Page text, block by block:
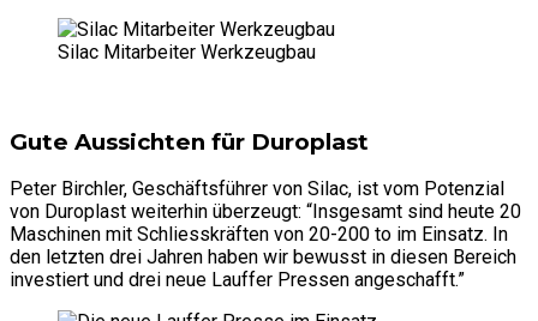
Silac Mitarbeiter Werkzeugbau
Gute Aussichten für Duroplast
Peter Birchler, Geschäftsführer von Silac, ist vom Potenzial
von Duroplast weiterhin überzeugt: “Insgesamt sind heute 20
Maschinen mit Schliesskräften von 20-200 to im Einsatz. In
den letzten drei Jahren haben wir bewusst in diesen Bereich
investiert und drei neue Lauffer Pressen angeschafft.”